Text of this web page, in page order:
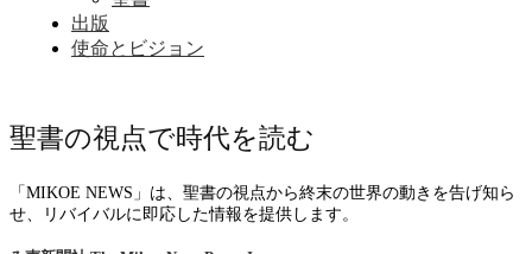
出版
使命とビジョン
聖書の視点で時代を読む
「MIKOE NEWS」は、聖書の視点から終末の世界の動きを告げ知ら
せ、リバイバルに即応した情報を提供します。